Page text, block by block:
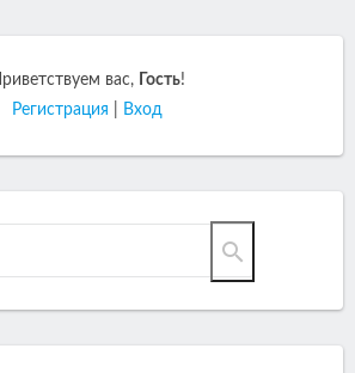
вас, Гость!
Регистрация
Вход